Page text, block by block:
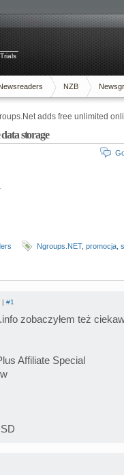
NZB
adds free unlimited
storage
.
Ngroups.NET, promocja
| #1
zobaczyłem też
Affiliate Special